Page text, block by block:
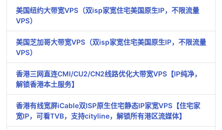
美国纽约大带宽VPS（双isp家宽住宅美国原生IP，不限流量
VPS）
美国芝加哥大带宽VPS（双isp家宽住宅美国原生IP，不限流量
VPS）
香港三网直连CMI/CU2/CN2线路优化大带宽VPS【IP纯净，
解锁香港本土服务】
香港有线宽屏iCable双ISP原生住宅静态IP家宽VPS【住宅家
宽IP，可看TVB，支持cityline，解锁所有港区流媒体】